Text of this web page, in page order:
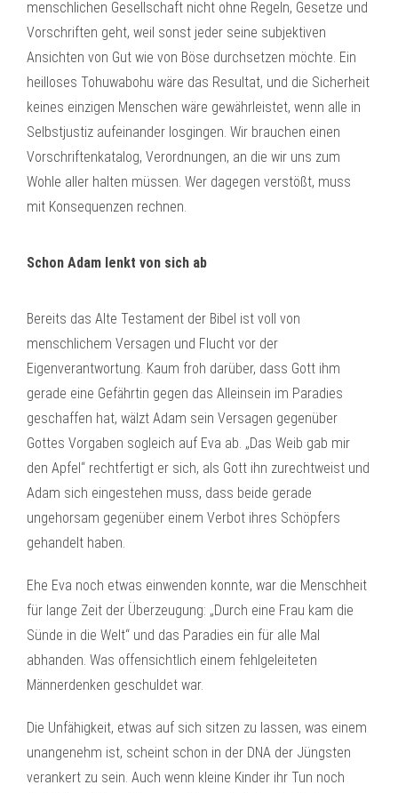
menschlichen Gesellschaft nicht ohne Regeln, Gesetze und
Vorschriften geht, weil sonst jeder seine subjektiven
Ansichten von Gut wie von Böse durchsetzen möchte. Ein
heilloses Tohuwabohu wäre das Resultat, und die Sicherheit
keines einzigen Menschen wäre gewährleistet, wenn alle in
Selbstjustiz aufeinander losgingen. Wir brauchen einen
Vorschriftenkatalog, Verordnungen, an die wir uns zum
Wohle aller halten müssen. Wer dagegen verstößt, muss
mit Konsequenzen rechnen.
Schon Adam lenkt von sich ab
Bereits das Alte Testament der Bibel ist voll von
menschlichem Versagen und Flucht vor der
Eigenverantwortung. Kaum froh darüber, dass Gott ihm
gerade eine Gefährtin gegen das Alleinsein im Paradies
geschaffen hat, wälzt Adam sein Versagen gegenüber
Gottes Vorgaben sogleich auf Eva ab. „Das Weib gab mir
den Apfel“ rechtfertigt er sich, als Gott ihn zurechtweist und
Adam sich eingestehen muss, dass beide gerade
ungehorsam gegenüber einem Verbot ihres Schöpfers
gehandelt haben.
Ehe Eva noch etwas einwenden konnte, war die Menschheit
für lange Zeit der Überzeugung: „Durch eine Frau kam die
Sünde in die Welt“ und das Paradies ein für alle Mal
abhanden. Was offensichtlich einem fehlgeleiteten
Männerdenken geschuldet war.
Die Unfähigkeit, etwas auf sich sitzen zu lassen, was einem
unangenehm ist, scheint schon in der DNA der Jüngsten
verankert zu sein. Auch wenn kleine Kinder ihr Tun noch